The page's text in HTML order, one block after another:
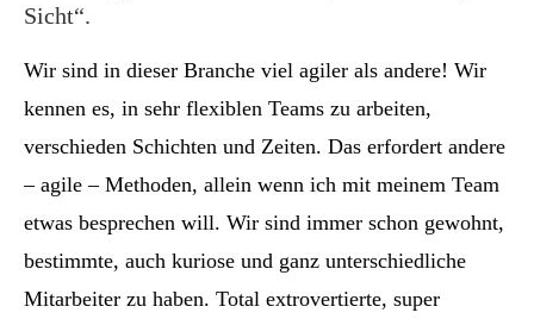
Sicht“.
Wir sind in dieser Branche viel agiler als andere! Wir
kennen es, in sehr flexiblen Teams zu arbeiten,
verschieden Schichten und Zeiten. Das erfordert andere
– agile – Methoden, allein wenn ich mit meinem Team
etwas besprechen will. Wir sind immer schon gewohnt,
bestimmte, auch kuriose und ganz unterschiedliche
Mitarbeiter zu haben. Total extrovertierte, super